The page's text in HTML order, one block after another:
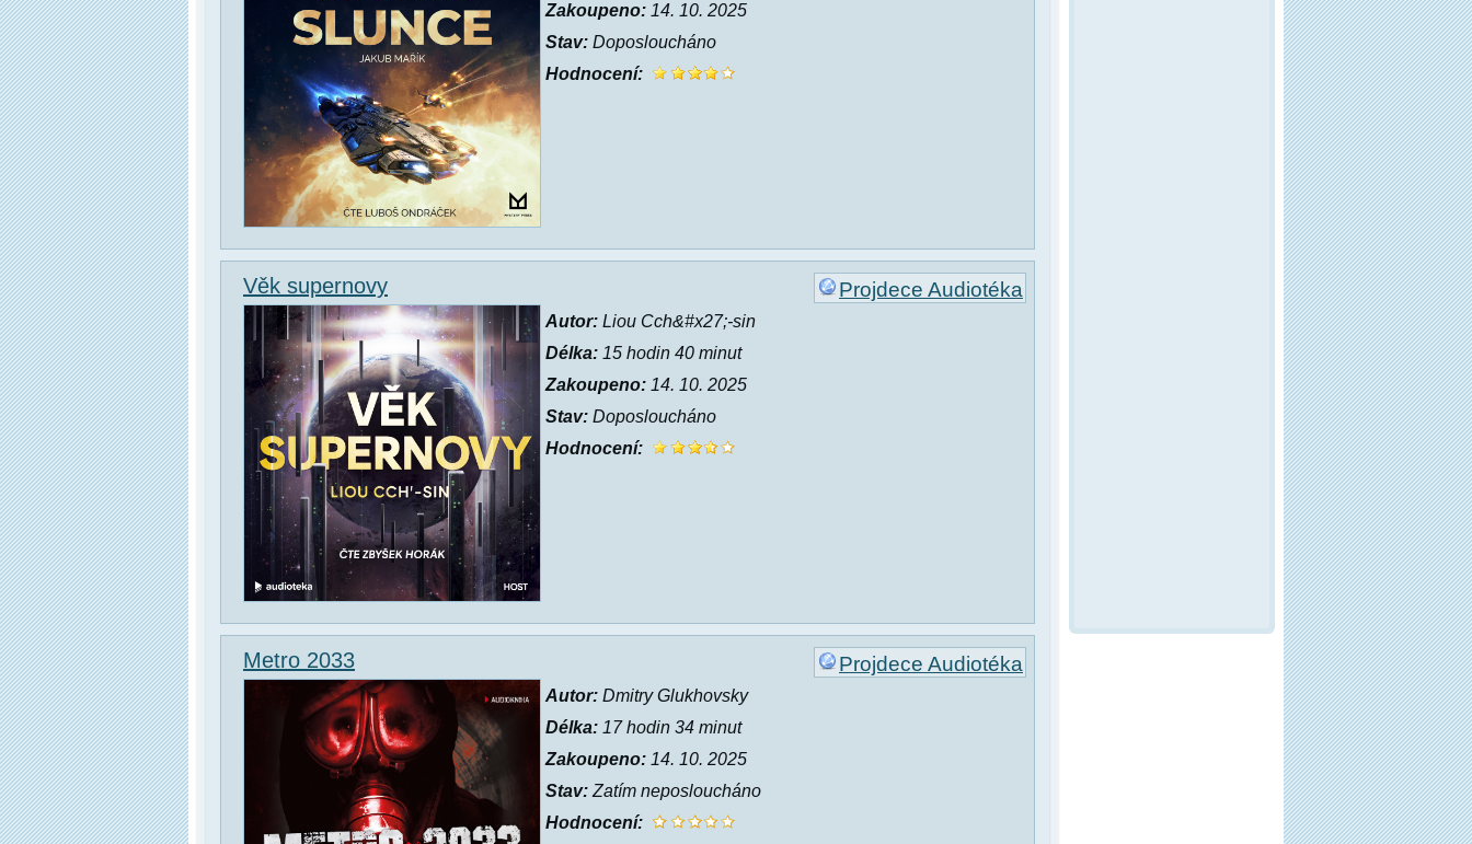
Zakoupeno: 14. 10. 2025
Stav: Doposloucháno
Hodnocení:
Projdece Audiotéka
Věk supernovy
Autor: Liou Cch&#x27;-sin
Délka: 15 hodin 40 minut
Zakoupeno: 14. 10. 2025
Stav: Doposloucháno
Hodnocení:
Projdece Audiotéka
Metro 2033
Autor: Dmitry Glukhovsky
Délka: 17 hodin 34 minut
Zakoupeno: 14. 10. 2025
Stav: Zatím neposloucháno
Hodnocení: